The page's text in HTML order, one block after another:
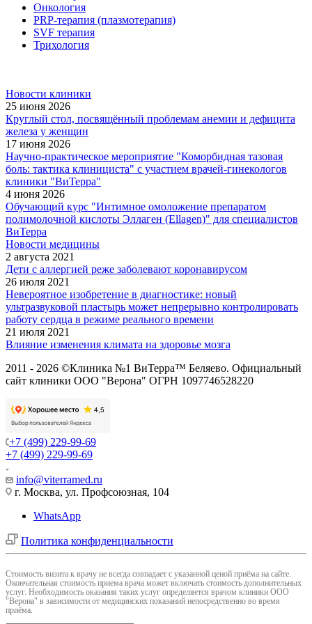
Онкология
PRP-терапия (плазмотерапия)
SVF терапия
Трихология
Новости клиники
25 июня 2026
Круглый стол, посвящённый проблемам анемии и дефицита
железа у женщин
17 июня 2026
Научно-практическое мероприятие "Коморбидная тазовая
боль: тактика клинициста" с участием врачей-гинекологов
клиники "ВиТерра"
4 июня 2026
Обучающий курс "Интимное омоложение препаратом
полимолочной кислоты Эллаген (Ellagen)" для специалистов
ВиТерра
Новости медицины
2 августа 2021
Дети с аллергией реже заболевают коронавирусом
26 июля 2021
Невероятное изобретение в диагностике: новый
ультразвуковой пластырь может непрерывно контролировать
работу сердца в режиме реального времени
21 июля 2021
Влияние изменения климата на здоровье мозга
2011 - 2026 ©Клиника №1 ВиТерра™ Беляево. Официальный
сайт клиники ООО "Верона" ОГРН 1097746528220
+7 (499) 229-99-69
+7 (499) 229-99-69
info@viterramed.ru
г. Москва, ул. Профсоюзная, 104
WhatsApp
Политика конфиденциальности
Cтоимость визита к врачу не всегда совпадает с указанной ценой приёма на сайте.
Окончательная стоимость приема врача может включать стоимость дополнительных
услуг. Необходимость оказания таких услуг определяется врачом клиники ООО
"Верона" в зависимости от медицинских показаний непосредственно во время
приёма.